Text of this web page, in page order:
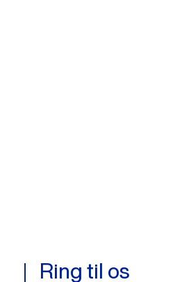
Ring til os